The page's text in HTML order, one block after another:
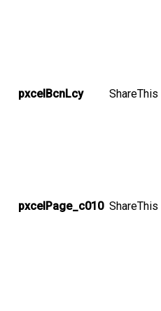
pxcelBcnLcy ShareThis
pxcelPage_c010 ShareThis